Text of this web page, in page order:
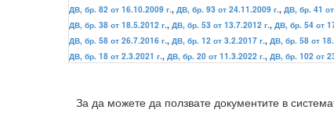
ДВ, бр. 82 от 16.10.2009 г., ДВ, бр. 93 от 24.11.2009 г., ДВ, бр. 41
ДВ, бр. 38 от 18.5.2012 г., ДВ, бр. 53 от 13.7.2012 г., ДВ, бр. 54 от
ДВ, бр. 58 от 26.7.2016 г., ДВ, бр. 12 от 3.2.2017 г., ДВ, бр. 58 от
ДВ, бр. 18 от 2.3.2021 г., ДВ, бр. 20 от 11.3.2022 г., ДВ, бр. 102 от
За да можете да ползвате документите в